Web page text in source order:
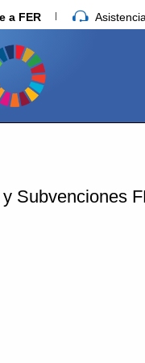
a FER
Subvenciones